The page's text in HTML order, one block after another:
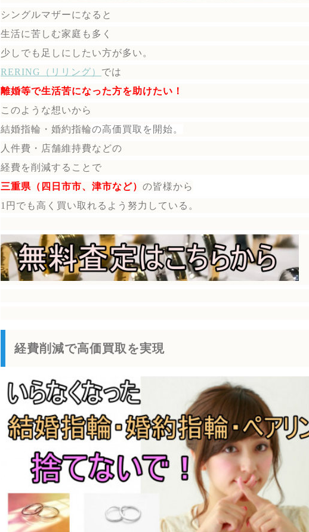
シングルマザーになると
生活に苦しむ家庭も多く
少しでも足しにしたい方が多い。
RERING（リリング） では
離婚等で生活苦になった方を助けたい！
このような想いから
結婚指輪・婚約指輪の高価買取を開始。
人件費・店舗維持費などの
経費を削減することで
三重県（四日市市、津市など） の皆様から
1円でも高く買い取れるよう努力している。
経費削減で高価買取を実現